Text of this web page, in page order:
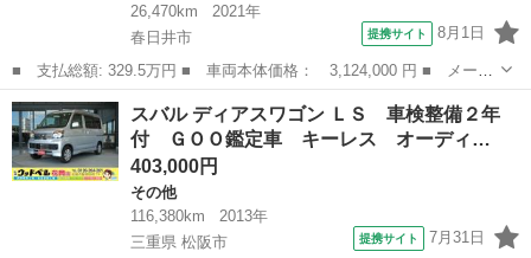
26,470km
2021年
春日井市
提携サイト 8月1日
■ 支払総額: 329.5万円 ■ 車両本体価格： 3,124,000 円 ■ メーカ
ー名： スバル ■ 車種名： レヴォーグ ■ グレード名： ＳＴＩ
スポーツ ＥＸ 禁煙車 スマートリアビューミラー １１．６イン
チナビ ...
愛知 春日井市 その他
スバル ディアスワゴン ＬＳ 車検整備２年
付 ＧＯＯ鑑定車 キーレス オーディ…
403,000円
その他
116,380km
2013年
三重県 松阪市
提携サイト 7月31日